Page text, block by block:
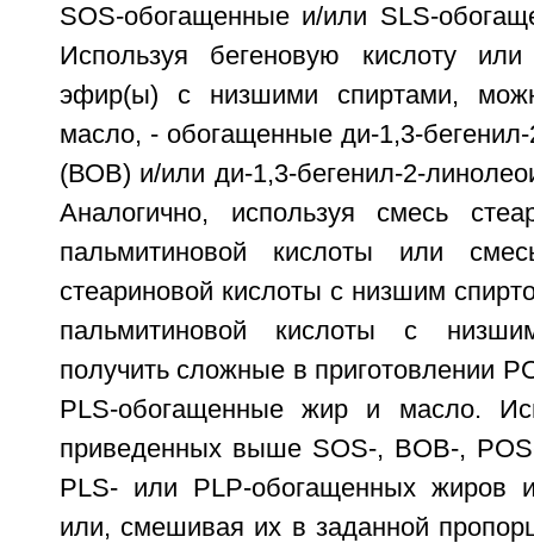
SOS-обогащенные и/или SLS-
Используя бегеновую кислоту
эфир(ы) с низшими спиртами,
масло, - обогащенные ди-1,3-
(ВОВ) и/или ди-1,3-бегенил-2-
Аналогично, используя смесь
пальмитиновой кислоты или
стеариновой кислоты с низшим
пальмитиновой кислоты с
получить сложные в приготовлении
PLS-обогащенные жир и масло.
приведенных выше SOS-, BOB-,
PLS- или PLP-обогащенных жиров
или, смешивая их в заданной